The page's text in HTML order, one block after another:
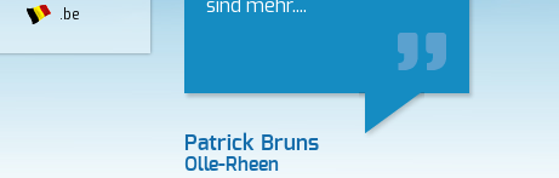
.be
sind mehr....
Patrick Bruns
Olle-Rheen